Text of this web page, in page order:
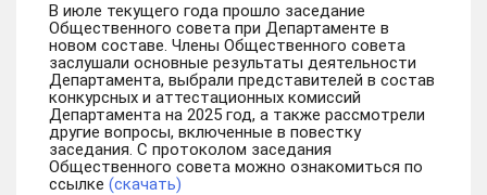
В июле текущего года прошло заседание
Общественного совета при Департаменте в
новом составе. Члены Общественного совета
заслушали основные результаты деятельности
Департамента, выбрали представителей в состав
конкурсных и аттестационных комиссий
Департамента на 2025 год, а также рассмотрели
другие вопросы, включенные в повестку
заседания. С протоколом заседания
Общественного совета можно ознакомиться по
ссылке (скачать)